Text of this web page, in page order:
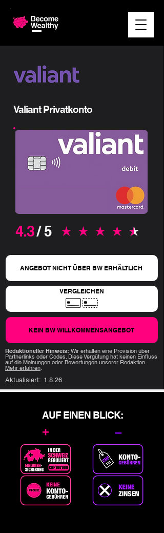
Valiant Privatkonto
4.3/ 5 durchschnittliches Rating ist 4.3 von 5
ANGEBOT NICHT ÜBER BW ERHÄLTLICH
VERGLEICHEN
KEIN BW WILLKOMMENSANGEBOT
Redaktioneller Hinweis: Wir erhalten eine Provision über
Partnerlinks oder Codes. Diese Vergütung hat keinen Einfluss
auf die Meinungen oder Bewertungen unserer Redaktion.
Mehr erfahren.
Aktualisiert: 1.8.26
AUF EINEN BLICK:
+ –